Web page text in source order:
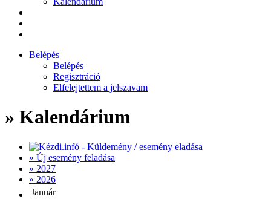
Belépés
Belépés
Regisztráció
Elfelejtettem a jelszavam
» Kalendárium
» Új esemény feladása
» 2027
» 2026
Január